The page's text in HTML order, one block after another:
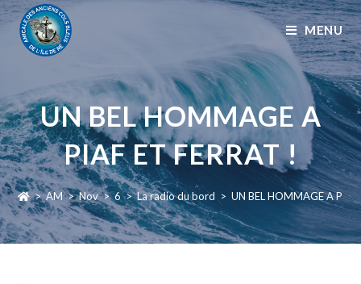
MENU
UN BEL HOMMAGE A
PIAF ET FERRAT !
> AM > Nov > 6 > La radio du bord > UN BEL HOMMAGE A PIAF